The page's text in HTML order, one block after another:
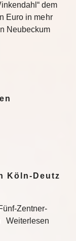
dem
Euro in mehr
Neubeckum
Köln-Deutz
Zentner-
Weiterlesen